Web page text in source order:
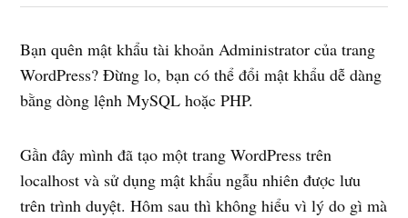
Bạn quên mật khẩu tài khoản Administrator của trang
WordPress? Đừng lo, bạn có thể đổi mật khẩu dễ dàng
bằng dòng lệnh MySQL hoặc PHP.
Gần đây mình đã tạo một trang WordPress trên
localhost và sử dụng mật khẩu ngẫu nhiên được lưu
trên trình duyệt. Hôm sau thì không hiểu vì lý do gì mà